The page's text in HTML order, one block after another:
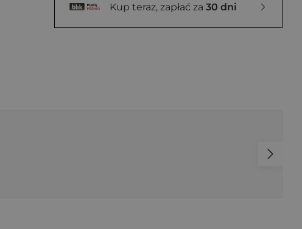
Kup teraz, zapłać za 30 dni